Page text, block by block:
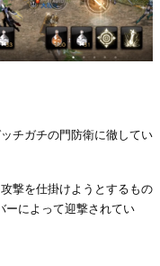
チガチの門防衛に徹してい
撃を仕掛けようとするもの
ーによって迎撃されてい